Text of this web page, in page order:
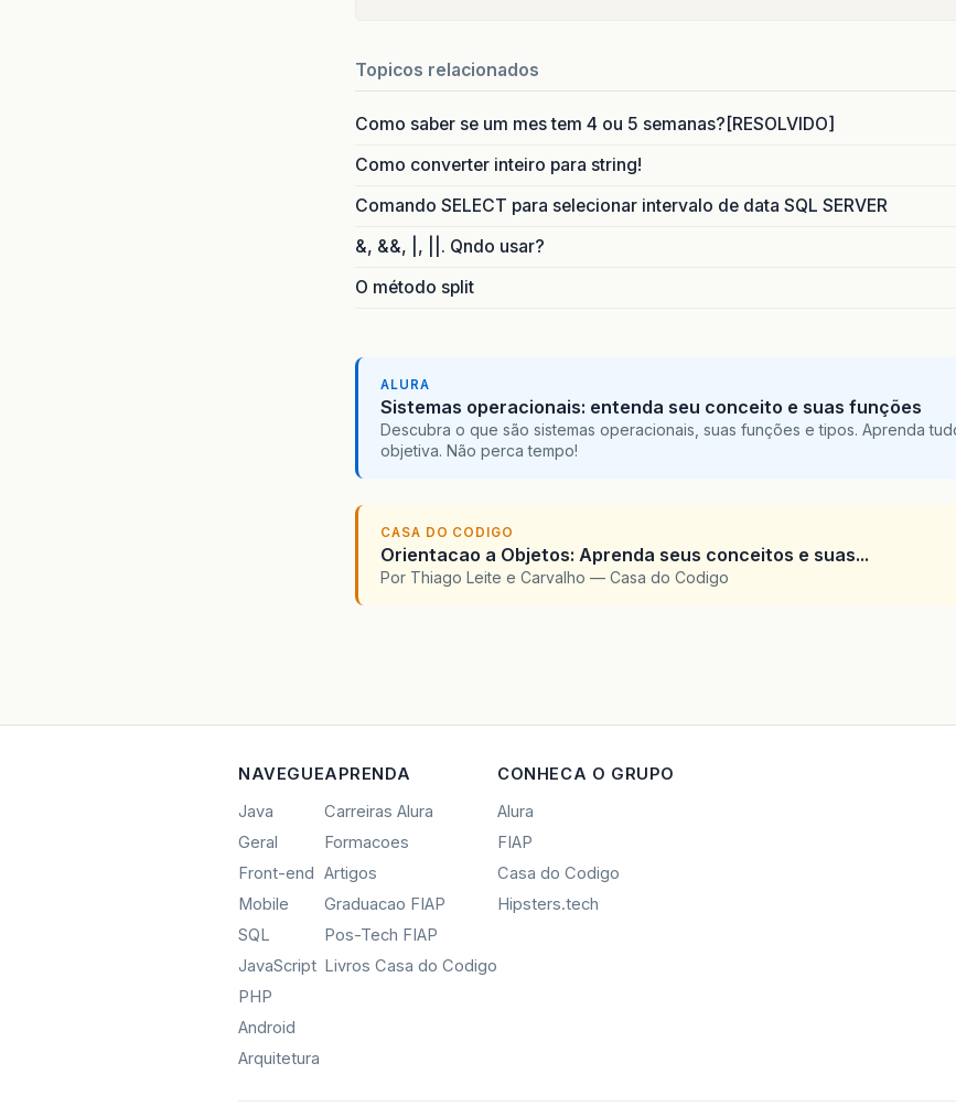
Topicos relacionados
Como saber se um mes tem 4 ou 5 semanas?[RESOLVIDO]
Como converter inteiro para string!
Comando SELECT para selecionar intervalo de data SQL SERVER
&, &&, |, ||. Qndo usar?
O método split
ALURA
Sistemas operacionais: entenda seu conceito e suas funções
Descubra o que são sistemas operacionais, suas funções e tipos. Aprenda
objetiva. Não perca tempo!
CASA DO CODIGO
Orientacao a Objetos: Aprenda seus conceitos e suas...
Por Thiago Leite e Carvalho — Casa do Codigo
NAVEGUE
Java
Geral
Front-end
Mobile
SQL
JavaScript
PHP
Android
Arquitetura
APRENDA
Carreiras Alura
Formacoes
Artigos
Graduacao FIAP
Pos-Tech FIAP
Livros Casa do Codigo
CONHECA O GRUPO
Alura
FIAP
Casa do Codigo
Hipsters.tech